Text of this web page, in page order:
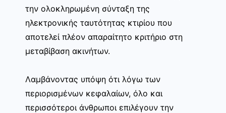
την ολοκληρωμένη σύνταξη της
ηλεκτρονικής ταυτότητας κτιρίου που
αποτελεί πλέον απαραίτητο κριτήριο στη
μεταβίβαση ακινήτων.
Λαμβάνοντας υπόψη ότι λόγω των
περιορισμένων κεφαλαίων, όλο και
περισσότεροι άνθρωποι επιλέγουν την